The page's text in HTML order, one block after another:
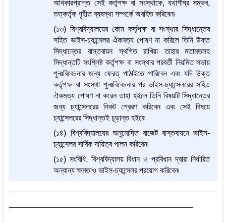
অধিকারপ্রাপ্ত সেই কর্তৃপক্ষ বা সংস্থাকে, যথাশীঘ্র সম্ভব,
তত্কর্তৃক গৃহীত ব্যবস্থা সম্পর্কে অবহিত করিবেন৷
(১৩) বিশ্ববিদ্যালয়ের কোন কর্তৃপক্ষ বা সংস্থার সিদ্ধান্তের
সহিত ভাইস-চ্যান্সেলর ঐকমত্য পোষণ না করিলে তিনি উক্ত
সিদ্ধান্তের বাস্তবায়ন স্থগিত রাখিয়া তাহার মতামতসহ
সিদ্ধান্তটি সংশ্লিষ্ট কর্তৃপক্ষ বা সংস্থার পরবর্তী নিয়মিত সভায়
পুনঃবিবেচনার জন্য ফেরত্ পাঠাইতে পারিবেন এবং যদি উক্ত
কর্তৃপক্ষ বা সংস্থা পুনঃবিবেচনার পর ভাইস-চ্যান্সেলরের সহিত
ঐকমত্য পোষণ না করেন তাহা হইলে তিনি বিষয়টি সিদ্ধান্তের
জন্য চ্যান্সেলরের নিকট প্রেরণ করিবেন এবং সেই বিষয়ে
চ্যান্সেলরের সিদ্ধান্তই চূড়ান্ত হইবে৷
(১৪) বিশ্ববিদ্যালয়ের অনুমোদিত বাজেট বাস্তবায়নে ভাইস-
চ্যান্সেলর সার্বিক দায়িত্ব পালন করিবেন৷
(১৫) সংবিধি, বিশ্ববিদ্যালয় বিধান ও প্রবিধান দ্বারা নির্ধারিত
অন্যান্য ক্ষমতাও ভাইস-চ্যান্সেলর প্রয়োগ করিবেন৷